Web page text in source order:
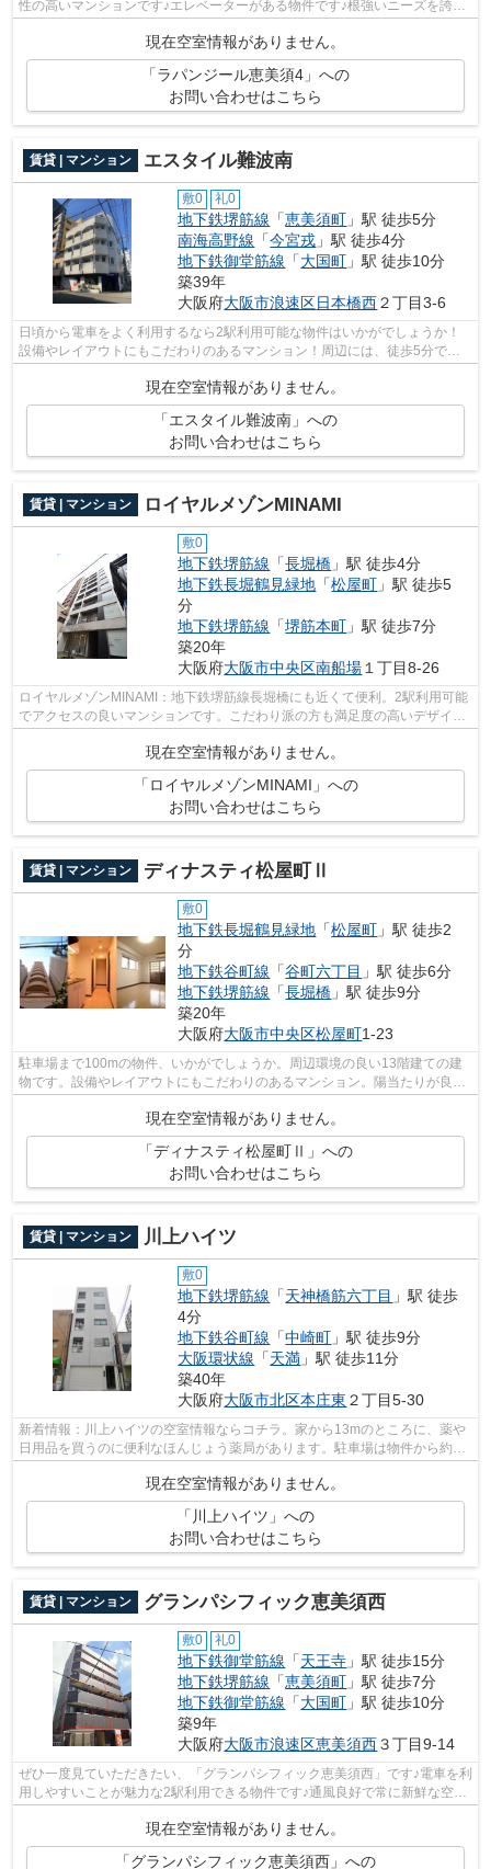
性の高いマンションです♪エレベーターがある物件です♪根強いニーズを誇る
現在空室情報がありません。
「ラパンジール恵美須4」への
お問い合わせはこちら
賃貸 | マンション エスタイル難波南
敷0 礼0
地下鉄堺筋線 「恵美須町 」駅 徒歩5分
南海高野線 「今宮戎 」駅 徒歩4分
地下鉄御堂筋線 「大国町 」駅 徒歩10分
築39年
大阪府大阪市浪速区日本橋西２丁目3-6
日頃から電車をよく利用するなら2駅利用可能な物件はいかがでしょうか！
設備やレイアウトにもこだわりのあるマンション！周辺には、徒歩5分で利
用できる駅があります！駐車場まで100m...
現在空室情報がありません。
「エスタイル難波南」への
お問い合わせはこちら
賃貸 | マンション ロイヤルメゾンMINAMI
敷0
地下鉄堺筋線 「長堀橋 」駅 徒歩4分
地下鉄長堀鶴見緑地 「松屋町 」駅 徒歩5
分
地下鉄堺筋線 「堺筋本町 」駅 徒歩7分
築20年
大阪府大阪市中央区南船場１丁目8-26
ロイヤルメゾンMINAMI：地下鉄堺筋線長堀橋にも近くて便利。2駅利用可能
でアクセスの良いマンションです。こだわり派の方も満足度の高いデザイナ
現在空室情報がありません。
「ロイヤルメゾンMINAMI」への
お問い合わせはこちら
賃貸 | マンション ディナスティ松屋町Ⅱ
敷0
地下鉄長堀鶴見緑地 「松屋町 」駅 徒歩2
分
地下鉄谷町線 「谷町六丁目 」駅 徒歩6分
地下鉄堺筋線 「長堀橋 」駅 徒歩9分
築20年
大阪府大阪市中央区松屋町1-23
駐車場まで100mの物件、いかがでしょうか。周辺環境の良い13階建ての建
物です。設備やレイアウトにもこだわりのあるマンション。陽当たりが良好
現在空室情報がありません。
「ディナスティ松屋町Ⅱ」への
お問い合わせはこちら
賃貸 | マンション 川上ハイツ
敷0
地下鉄堺筋線 「天神橋筋六丁目 」駅 徒歩
4分
地下鉄谷町線 「中崎町 」駅 徒歩9分
大阪環状線 「天満 」駅 徒歩11分
築40年
大阪府大阪市北区本庄東 ２丁目5-30
新着情報：川上ハイツの空室情報ならコチラ。家から13mのところに、薬や
日用品を買うのに便利なほんじょう薬局があります。駐車場は物件から約
300mです。駅まで徒歩4分の立地が魅力的...
現在空室情報がありません。
「川上ハイツ」への
お問い合わせはこちら
賃貸 | マンション グランパシフィック恵美須西
敷0 礼0
地下鉄御堂筋線 「天王寺 」駅 徒歩15分
地下鉄堺筋線 「恵美須町 」駅 徒歩7分
地下鉄御堂筋線 「大国町 」駅 徒歩10分
築9年
大阪府大阪市浪速区恵美須西３丁目9-14
ぜひ一度見ていただきたい、「グランパシフィック恵美須西」です♪電車を利
用しやすいことが魅力な2駅利用できる物件です♪通風良好で常に新鮮な空気
現在空室情報がありません。
「グランパシフィック恵美須西」への